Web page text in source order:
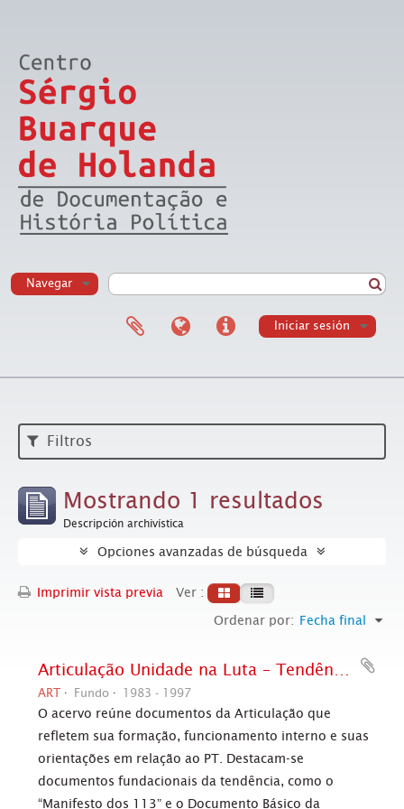
Navegar
Iniciar sesión
Filtros
Mostrando 1 resultados
Descripción archivística
Opciones avanzadas de búsqueda
Imprimir vista previa
Ver :
Ordenar por: Fecha final
Articulação Unidade na Luta – Tendência Interna do PT
ART Fundo 1983 - 1997
O acervo reúne documentos da Articulação que
refletem sua formação, funcionamento interno e suas
orientações em relação ao PT. Destacam-se
documentos fundacionais da tendência, como o
“Manifesto dos 113” e o Documento Básico da